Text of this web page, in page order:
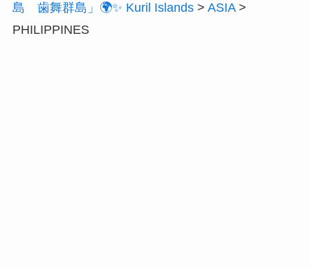
島 歯舞群島」🌍✨ Kuril Islands> ASIA>
PHILIPPINES